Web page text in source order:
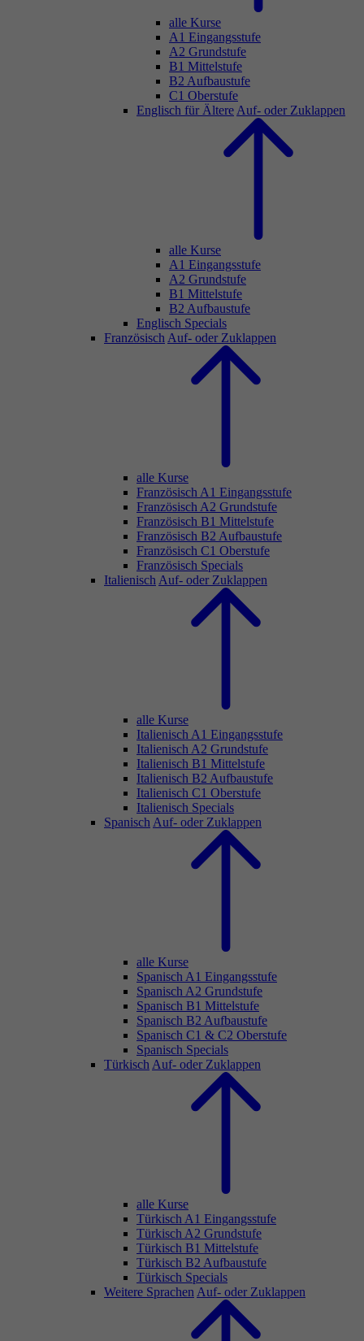
alle Kurse
A1 Eingangsstufe
A2 Grundstufe
B1 Mittelstufe
B2 Aufbaustufe
C1 Oberstufe
Englisch für Ältere Auf- oder Zuklappen
alle Kurse
A1 Eingangsstufe
A2 Grundstufe
B1 Mittelstufe
B2 Aufbaustufe
Englisch Specials
Französisch Auf- oder Zuklappen
alle Kurse
Französisch A1 Eingangsstufe
Französisch A2 Grundstufe
Französisch B1 Mittelstufe
Französisch B2 Aufbaustufe
Französisch C1 Oberstufe
Französisch Specials
Italienisch Auf- oder Zuklappen
alle Kurse
Italienisch A1 Eingangsstufe
Italienisch A2 Grundstufe
Italienisch B1 Mittelstufe
Italienisch B2 Aufbaustufe
Italienisch C1 Oberstufe
Italienisch Specials
Spanisch Auf- oder Zuklappen
alle Kurse
Spanisch A1 Eingangsstufe
Spanisch A2 Grundstufe
Spanisch B1 Mittelstufe
Spanisch B2 Aufbaustufe
Spanisch C1 & C2 Oberstufe
Spanisch Specials
Türkisch Auf- oder Zuklappen
alle Kurse
Türkisch A1 Eingangsstufe
Türkisch A2 Grundstufe
Türkisch B1 Mittelstufe
Türkisch B2 Aufbaustufe
Türkisch Specials
Weitere Sprachen Auf- oder Zuklappen